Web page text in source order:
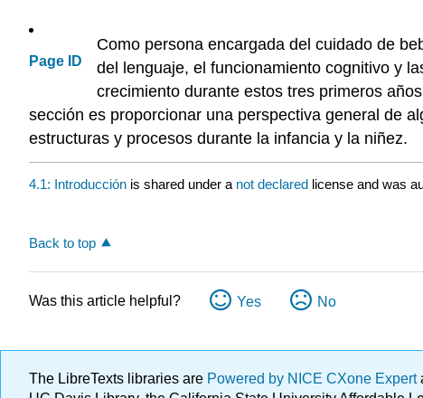
Page ID
Como persona encargada del cuidado de
del lenguaje, el funcionamiento cognitivo y
crecimiento durante estos tres primeros
sección es proporcionar una perspectiva general de
estructuras y procesos durante la infancia y la niñez.
4.1: Introducción is shared under a not declared license and was
Back to top
Was this article helpful? Yes No
The LibreTexts libraries are Powered by NICE CXone Expert